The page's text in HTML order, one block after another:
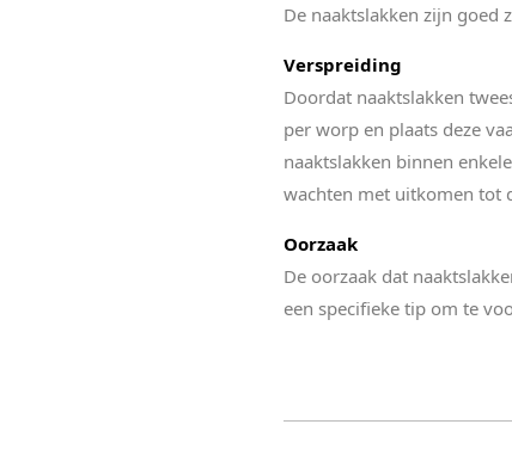
De naaktslakken zijn goed
Verspreiding
Doordat naaktslakken
per worp en plaats deze
naaktslakken binnen
wachten met uitkomen tot
Oorzaak
De oorzaak dat
een specifieke tip om te